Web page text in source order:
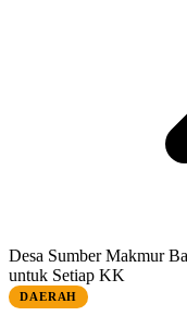
Desa Sumber Makmur
untuk Setiap KK
DAERAH